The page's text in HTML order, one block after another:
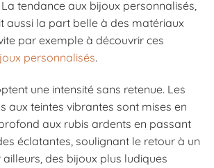
tendance aux bijoux personnalisés,
aussi la part belle à des matériaux
par exemple à découvrir ces
personnalisés.
une intensité sans retenue. Les
aux teintes vibrantes sont mises en
aux rubis ardents en passant
éclatantes, soulignant le retour à un
ailleurs, des bijoux plus ludiques